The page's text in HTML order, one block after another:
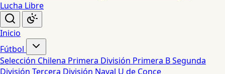
Lucha Libre
Inicio
Fútbol
Selección Chilena Primera División Primera BSegunda
División Tercera División Naval U de Conce